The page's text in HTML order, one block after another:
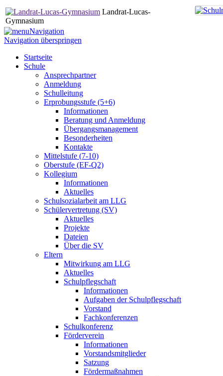
Landrat-Lucas-
Gymnasium
Navigation
Navigation überspringen
Startseite
Schule
Ansprechpartner
Anmeldung
Schulleitung
Erprobungsstufe (5+6)
Informationen
Beratung und Anmeldung
Übergangsmanagement
Besonderheiten
Kontakte
Mittelstufe (7-10)
Oberstufe (EF-Q2)
Kollegium
Informationen
Aktuelles
Schulsozialarbeit am LLG
Schülervertretung (SV)
Aktuelles
Projekte
Dateien
Über die SV
Eltern
Mitwirkung am LLG
Aktuelles
Schulpflegschaft
Informationen
Aufgaben der Schulpflegschaft
Vorstand
Fachkonferenzen
Schulkonferenz
Förderverein
Informationen
Vorstandsmitglieder
Satzung
Fördermaßnahmen